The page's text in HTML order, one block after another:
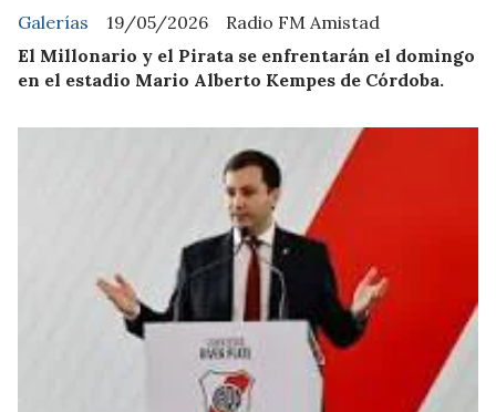
Radio FM Amistad
Galerías
19/05/2026
El Millonario y el Pirata se enfrentarán el domingo
en el estadio Mario Alberto Kempes de Córdoba.